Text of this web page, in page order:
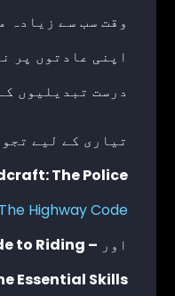
وقت سب سے زیادہ
اپنی عادتوں پر
درست تبدیلیوں
تیاری کے لیے
The Police
The Highway Code
اور to Riding –
Essential Skills